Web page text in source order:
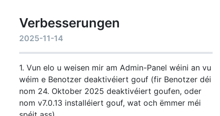
Verbesserungen
2025-11-14
1. Vun elo u weisen mir am Admin-Panel wéini an vu
wéim e Benotzer deaktivéiert gouf (fir Benotzer déi
nom 24. Oktober 2025 deaktivéiert goufen, oder
nom v7.0.13 installéiert gouf, wat och ëmmer méi